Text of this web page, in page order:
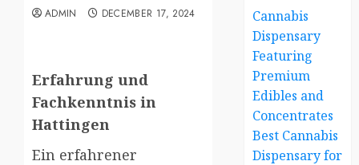
ADMIN DECEMBER 17, 2024
Erfahrung und
Fachkenntnis in
Hattingen
Ein erfahrener
Cannabis
Dispensary
Featuring
Premium
Edibles and
Concentrates
Best Cannabis
Dispensary for